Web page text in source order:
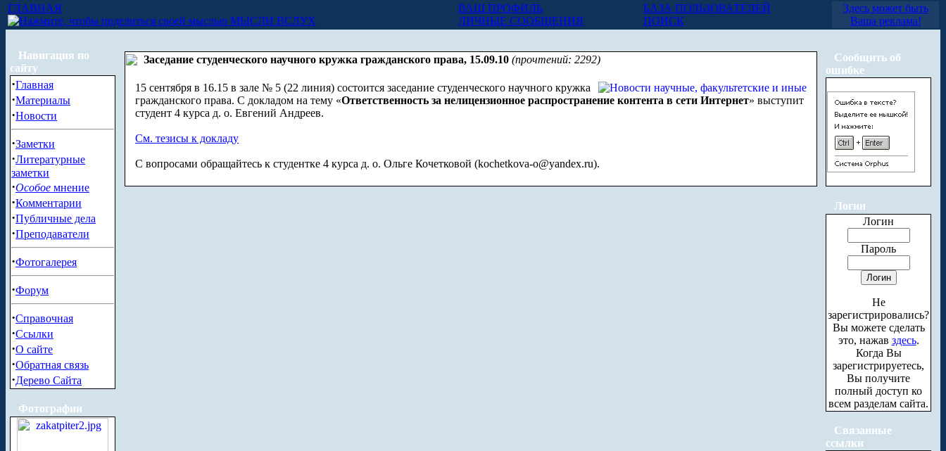
ГЛАВНАЯ
МЫСЛИ ВСЛУХ
ВАШ ПРОФИЛЬ
ЛИЧНЫЕ СООБЩЕНИЯ
БАЗА ПОЛЬЗОВАТЕЛЕЙ
ПОИСК
Здесь может быть
Ваша реклама!
Навигация по
сайту
·Главная
·Материалы
·Новости
·Заметки
·Литературные
заметки
·Особое мнение
·Комментарии
·Публичные дела
·Преподаватели
·Фотогалерея
·Форум
·Справочная
·Ссылки
·О сайте
·Обратная связь
·Дерево Сайта
Фотографии
Заседание студенческого научного кружка гражданского права, 15.09.10 (прочтений: 2292)
15 сентября в 16.15 в зале № 5 (22 линия) состоится заседание студенческого научного кружка
гражданского права. С докладом на тему «Ответственность за нелицензионное распространение контента в сети Интернет» выступит
студент 4 курса д. о. Евгений Андреев.
См. тезисы к докладу
С вопросами обращайтесь к студентке 4 курса д. о. Ольге Кочетковой (kochetkova-o@yandex.ru).
Сообщить об
ошибке
Логин
Логин
Пароль
Не
зарегистрировались?
Вы можете сделать
это, нажав здесь.
Когда Вы
зарегистрируетесь,
Вы получите
полный доступ ко
всем разделам сайта.
Связанные
ссылки